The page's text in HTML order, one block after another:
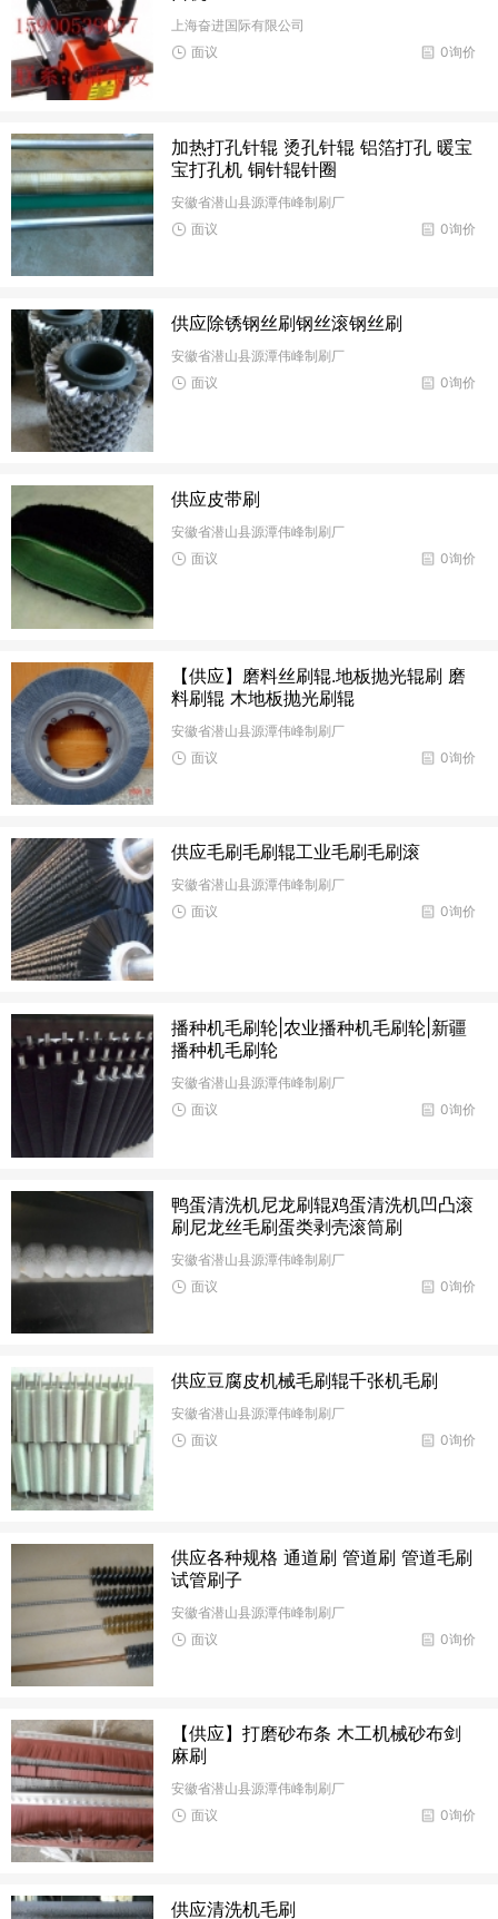
上海奋进国际有限公司
0询价
面议
加热打孔针辊 烫孔针辊 铝箔打孔 暖宝
宝打孔机 铜针辊针圈
安徽省潜山县源潭伟峰制刷厂
0询价
面议
供应除锈钢丝刷钢丝滚钢丝刷
安徽省潜山县源潭伟峰制刷厂
0询价
面议
供应皮带刷
安徽省潜山县源潭伟峰制刷厂
0询价
面议
【供应】磨料丝刷辊.地板抛光辊刷 磨
料刷辊 木地板抛光刷辊
安徽省潜山县源潭伟峰制刷厂
0询价
面议
供应毛刷毛刷辊工业毛刷毛刷滚
安徽省潜山县源潭伟峰制刷厂
0询价
面议
播种机毛刷轮|农业播种机毛刷轮|新疆
播种机毛刷轮
安徽省潜山县源潭伟峰制刷厂
0询价
面议
鸭蛋清洗机尼龙刷辊鸡蛋清洗机凹凸滚
刷尼龙丝毛刷蛋类剥壳滚筒刷
安徽省潜山县源潭伟峰制刷厂
0询价
面议
供应豆腐皮机械毛刷辊千张机毛刷
安徽省潜山县源潭伟峰制刷厂
0询价
面议
供应各种规格 通道刷 管道刷 管道毛刷
试管刷子
安徽省潜山县源潭伟峰制刷厂
0询价
面议
【供应】打磨砂布条 木工机械砂布剑
麻刷
安徽省潜山县源潭伟峰制刷厂
0询价
面议
供应清洗机毛刷